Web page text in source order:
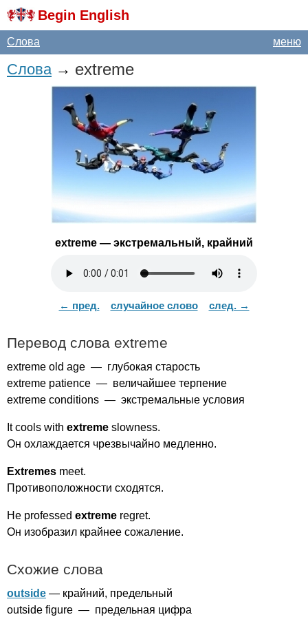
Begin English
меню
Слова
Слова→ extreme
extreme — экстремальный, крайний
← пред. случайное слово след. →
Перевод слова extreme
extreme old age — глубокая старость
extreme patience — величайшее терпение
extreme conditions — экстремальные условия
It cools with extreme slowness.
Он охлаждается чрезвычайно медленно.
Extremes meet.
Противоположности сходятся.
He professed extreme regret.
Он изобразил крайнее сожаление.
Схожие слова
outside — крайний, предельный
outside figure — предельная цифра